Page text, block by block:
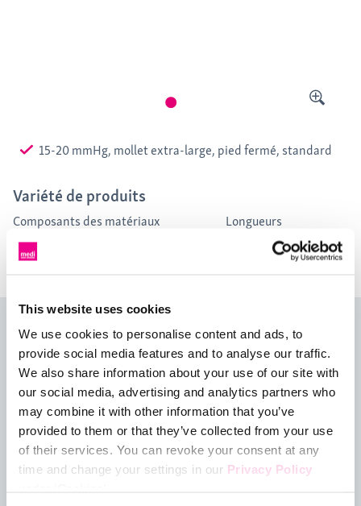
This website uses cookies
We use cookies to personalise content and ads, to
provide social media features and to analyse our traffic.
We also share information about your use of our site with
our social media, advertising and analytics partners who
may combine it with other information that you’ve
provided to them or that they’ve collected from your use
of their services. You can revoke your consent at any
time and change your settings in our Privacy Policy
15-20 mmHg, mollet extra-large, pied fermé, standard
Variété de produits
Composants des matériaux
77% polyamide, 23% élasthanne
Longueurs
Bas jarret
mediven select, bas de
compression
mediven Select est le bas de compression parfait pour tout
homme ou femme d'affaires!
Il possède un motif élégant mais subtil et dans des couleurs
attrayantes. Ce bas est conçu pour s'adapter aux hommes et
femmes avec 6 grandeurs standards, en longueurs régulière et